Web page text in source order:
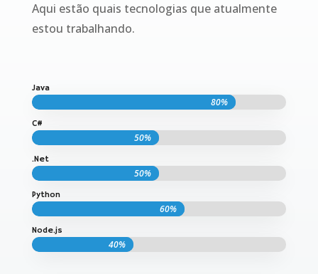
Aqui estão quais tecnologias que atualmente
estou trabalhando.
Java
80%
80%
C#
50%
50%
.Net
50%
50%
Python
60%
60%
Node.js
40%
40%